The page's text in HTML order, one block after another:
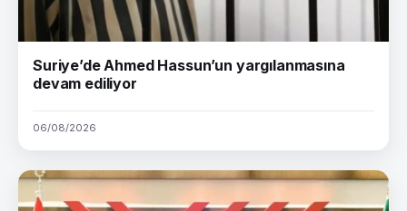
Suriye’de Ahmed Hassun’un yargılanmasına
devam ediliyor
06/08/2026